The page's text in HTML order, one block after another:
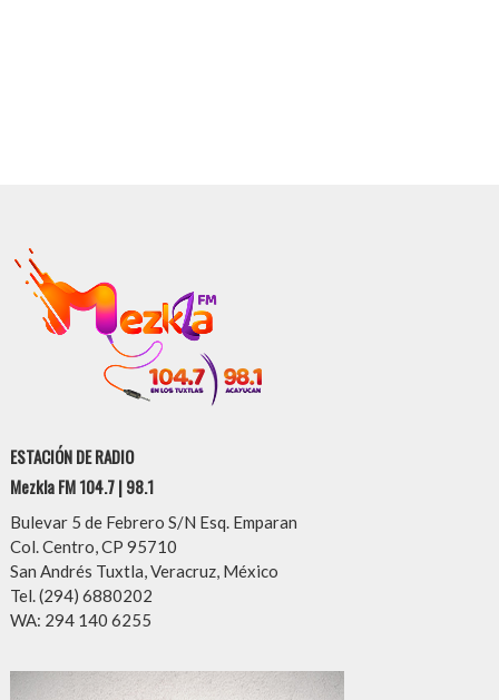
ESTACIÓN DE RADIO
Mezkla FM 104.7 | 98.1
Bulevar 5 de Febrero S/N Esq. Emparan
Col. Centro, CP 95710
San Andrés Tuxtla, Veracruz, México
Tel. (294) 6880202
WA: 294 140 6255